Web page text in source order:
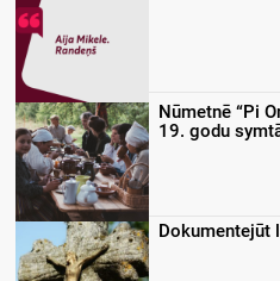
Nūmetnē “Pi
19. godu
Dokumentejūt